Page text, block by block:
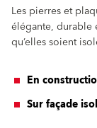
Les pierres et
élégante, durable
qu’elles soient
En
Sur façade